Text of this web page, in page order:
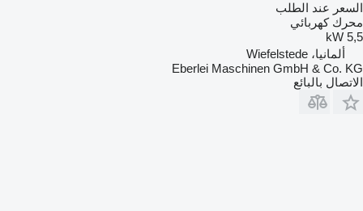
السعر عند الطلب
محرك كهربائي
5,5 kW
ألمانيا، Wiefelstede
Eberlei Maschinen GmbH & Co. KG
الاتصال بالبائع